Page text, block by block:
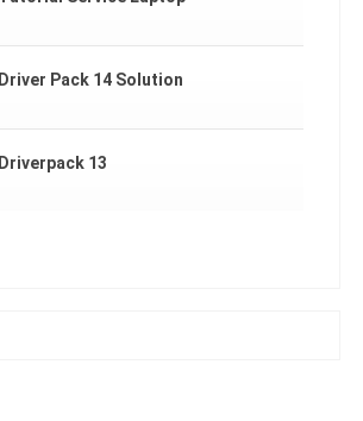
Driver Pack 14 Solution
Driverpack 13